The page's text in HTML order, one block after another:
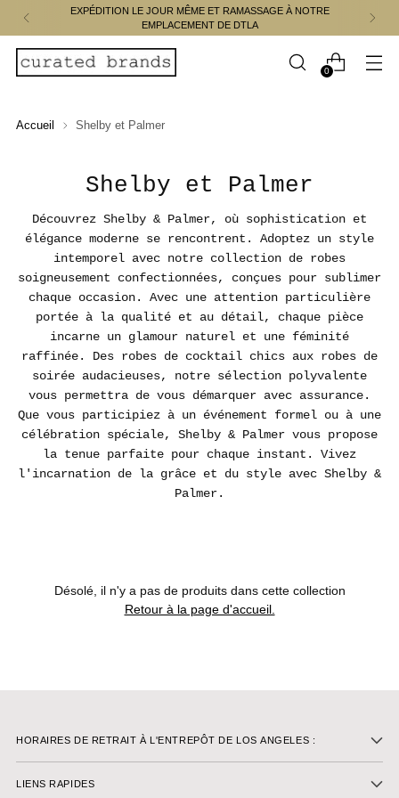
EXPÉDITION LE JOUR MÊME ET RAMASSAGE À NOTRE
EMPLACEMENT DE DTLA
0
Accueil Shelby et Palmer
Shelby et Palmer
Découvrez Shelby & Palmer, où sophistication et
élégance moderne se rencontrent. Adoptez un style
intemporel avec notre collection de robes
soigneusement confectionnées, conçues pour sublimer
chaque occasion. Avec une attention particulière
portée à la qualité et au détail, chaque pièce
incarne un glamour naturel et une féminité
raffinée. Des robes de cocktail chics aux robes de
soirée audacieuses, notre sélection polyvalente
vous permettra de vous démarquer avec assurance.
Que vous participiez à un événement formel ou à une
célébration spéciale, Shelby & Palmer vous propose
la tenue parfaite pour chaque instant. Vivez
l'incarnation de la grâce et du style avec Shelby &
Palmer.
Désolé, il n'y a pas de produits dans cette collection
Retour à la page d'accueil.
HORAIRES DE RETRAIT À L'ENTREPÔT DE LOS ANGELES :
LIENS RAPIDES